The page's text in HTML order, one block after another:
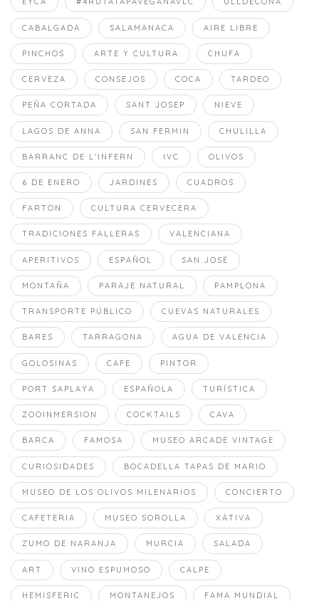
CABALGADA SALAMANACA AIRE LIBRE
PINCHOS ARTE Y CULTURA CHUFA
CERVEZA CONSEJOS COCA TARDEO
PEÑA CORTADA SANT JOSEP NIEVE
LAGOS DE ANNA SAN FERMIN CHULILLA
BARRANC DE L'INFERN IVC OLIVOS
6 DE ENERO JARDINES CUADROS
FARTON CULTURA CERVECERA
TRADICIONES FALLERAS VALENCIANA
APERITIVOS ESPAÑOL SAN JOSÉ
MONTAÑA PARAJE NATURAL PAMPLONA
TRANSPORTE PÚBLICO CUEVAS NATURALES
BARES TARRAGONA AGUA DE VALENCIA
GOLOSINAS CAFE PINTOR
PORT SAPLAYA ESPAÑOLA TURÍSTICA
ZOOINMERSION COCKTAILS CAVA
BARCA FAMOSA MUSEO ARCADE VINTAGE
CURIOSIDADES BOCADELLA TAPAS DE MARIO
MUSEO DE LOS OLIVOS MILENARIOS CONCIERTO
CAFETERIA MUSEO SOROLLA XÁTIVA
ZUMO DE NARANJA MURCIA SALADA
ART VINO ESPUMOSO CALPE
HEMISFERIC MONTANEJOS FAMA MUNDIAL